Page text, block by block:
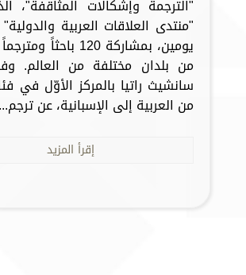
"الترجمة وإشكالات المثاقفة"،
"منتدى العلاقات العربية
يومين، بمشاركة 120
من بلدان مختلفة من العالم.
سانشيث راتيا بالمركز الأوّل في
من العربية إلى الإسبانية، عن ترجم...
إقرأ المزيد